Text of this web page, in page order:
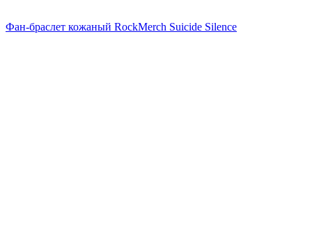
Фан-браслет кожаный RockMerch Suicide Silence